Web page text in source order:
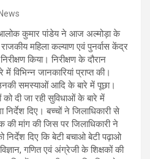
आलोक कुमार पांडेय ने आज अल्मोड़ा के
महिला कल्याण एवं पुनर्वास केंद्र
किया। निरीक्षण के दौरान
विभिन्न जानकारियां प्राप्त की।
समस्याओं आदि के बारे में पूछा।
को दी जा रही सुविधाओं के बारे में
दिए। बच्चों ने जिलाधिकारी से
की मांग की जिस पर जिलाधिकारी ने
निर्देश दिए कि बेटी बचाओ बेटी पढ़ाओ
गणित एवं अंग्रेजी के शिक्षकों की